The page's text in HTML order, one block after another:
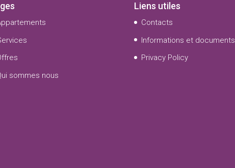
sommes nous
Liens utiles
Contacts
Informations et documents
Privacy Policy